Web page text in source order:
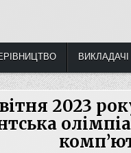
ВИКЛАДАЧІ
2023